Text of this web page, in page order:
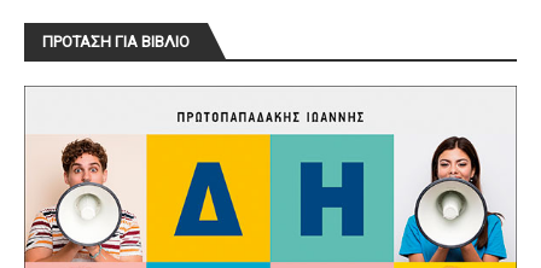
ΠΡΟΤΑΣΗ ΓΙΑ ΒΙΒΛΙΟ